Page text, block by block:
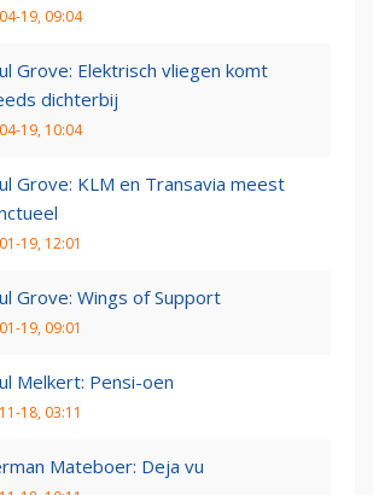
19, 09:04
Grove: Elektrisch vliegen komt
dichterbij
19, 10:04
Grove: KLM en Transavia meest
19, 12:01
Grove: Wings of Support
19, 09:01
Melkert: Pensi-oen
18, 03:11
Mateboer: Deja vu